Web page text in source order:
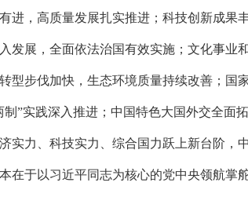
进，高质量发展扎实推进；科技创新成果
发展，全面依法治国有效实施；文化事业
型步伐加快，生态环境质量持续改善；国
”实践深入推进；中国特色大国外交全面
实力、科技实力、综合国力跃上新台阶，
在于以习近平同志为核心的党中央领航掌